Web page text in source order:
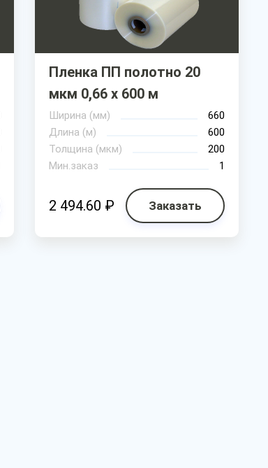
Пленка ПП полотно 20
мкм 0,66 х 600 м
Ширина (мм)
660
Длина (м)
600
Толщина (мкм)
200
Мин.заказ
1
2 494.60 ₽ Заказать